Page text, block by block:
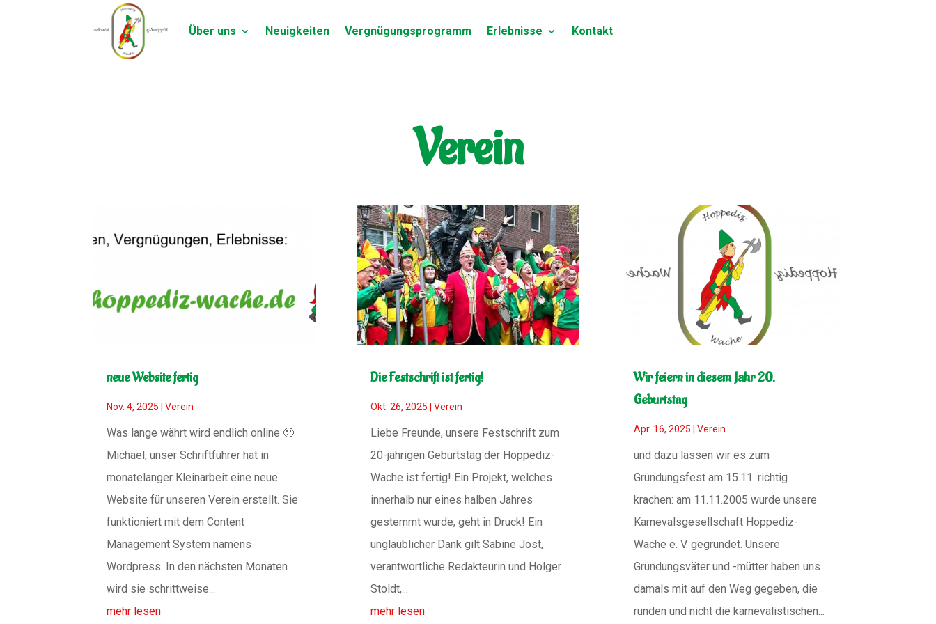
Über uns Neuigkeiten Vergnügungsprogramm Erlebnisse Kontakt
Verein
neue Website fertig
Nov. 4, 2025 |Verein
Was lange währt wird endlich online 🙂
Michael, unser Schriftführer hat in
monatelanger Kleinarbeit eine neue
Website für unseren Verein erstellt. Sie
funktioniert mit dem Content
Management System namens
Wordpress. In den nächsten Monaten
wird sie schrittweise...
mehr lesen
Die Festschrift ist fertig!
Okt. 26, 2025 Verein
Liebe Freunde, unsere Festschrift zum
20-jährigen Geburtstag der Hoppediz-
Wache ist fertig! Ein Projekt, welches
innerhalb nur eines halben Jahres
gestemmt wurde, geht in Druck! Ein
unglaublicher Dank gilt Sabine Jost,
verantwortliche Redakteurin und Holger
Stoldt,...
mehr lesen
Wir feiern in diesem Jahr 20.
Geburtstag
Apr. 16, 2025 Verein
und dazu lassen wir es zum
Gründungsfest am 15.11. richtig
krachen: am 11.11.2005 wurde unsere
Karnevalsgesellschaft Hoppediz-
Wache e. V. gegründet. Unsere
Gründungsväter und -mütter haben uns
damals mit auf den Weg gegeben, die
runden und nicht die karnevalistischen...